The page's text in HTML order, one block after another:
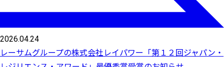
2026.04.24
レーサムグループの株式会社レイパワー「第１２回ジャパン・